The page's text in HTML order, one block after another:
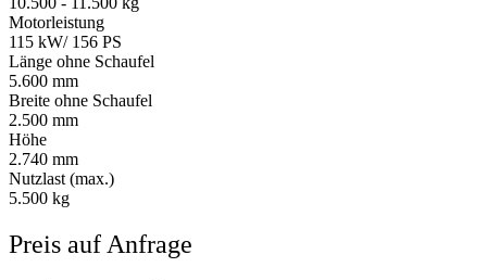
Motorleistung
115 kW/ 156 PS
Länge ohne Schaufel
5.600 mm
Breite ohne Schaufel
2.500 mm
Höhe
2.740 mm
Nutzlast (max.)
5.500 kg
Preis auf Anfrage